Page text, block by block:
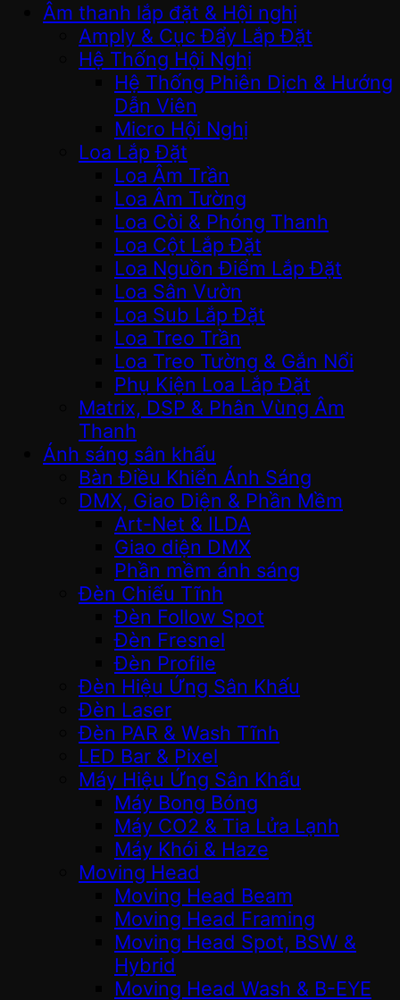
Âm thanh lắp đặt & Hội nghị
Amply & Cục Đẩy Lắp Đặt
Hệ Thống Hội Nghị
Hệ Thống Phiên Dịch & Hướng
Dẫn Viên
Micro Hội Nghị
Loa Lắp Đặt
Loa Âm Trần
Loa Âm Tường
Loa Còi & Phóng Thanh
Loa Cột Lắp Đặt
Loa Nguồn Điểm Lắp Đặt
Loa Sân Vườn
Loa Sub Lắp Đặt
Loa Treo Trần
Loa Treo Tường & Gắn Nổi
Phụ Kiện Loa Lắp Đặt
Matrix, DSP & Phân Vùng Âm
Thanh
Ánh sáng sân khấu
Bàn Điều Khiển Ánh Sáng
DMX, Giao Diện & Phần Mềm
Art-Net & ILDA
Giao diện DMX
Phần mềm ánh sáng
Đèn Chiếu Tĩnh
Đèn Follow Spot
Đèn Fresnel
Đèn Profile
Đèn Hiệu Ứng Sân Khấu
Đèn Laser
Đèn PAR & Wash Tĩnh
LED Bar & Pixel
Máy Hiệu Ứng Sân Khấu
Máy Bong Bóng
Máy CO2 & Tia Lửa Lạnh
Máy Khói & Haze
Moving Head
Moving Head Beam
Moving Head Framing
Moving Head Spot, BSW &
Hybrid
Moving Head Wash & B-EYE